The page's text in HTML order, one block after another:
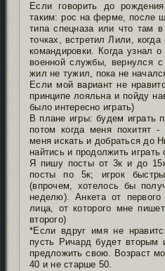
Если говорить до
таким: рос на ферме, после
типа спецназа или что там
точках, встретил Лили,
командировки. Когда узнал
военной службы, вернулся
жил не тужил, пока не
Если мой вариант не
принципе лояльна и пойду
было интересно играть)
В плане игры: будем играть
потом когда меня похитят -
меня искать и добраться до
найтись и продолжить
Я пишу посты от 3к и до
посты по 5к; игрок
(впрочем, хотелось бы
неделю). Анкета от
лица, от которого мне
второго)
*Если вдруг имя не
пусть Ричард будет
предложить свою. Возраст
40 и не старше 50.